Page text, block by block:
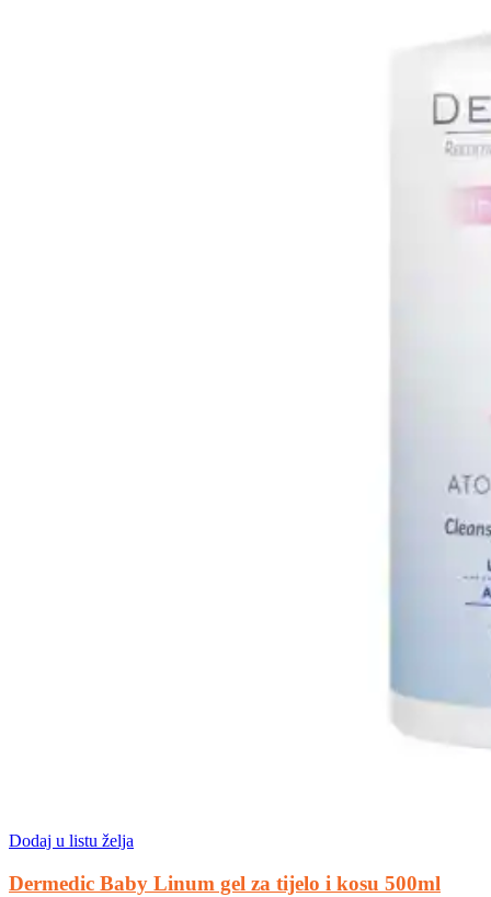
Dodaj u listu želja
Dermedic Baby Linum gel za tijelo i kosu 500ml